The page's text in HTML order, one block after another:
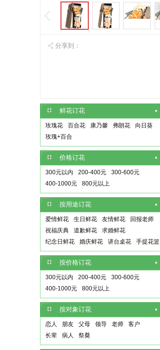
分享到：
鲜花订花
玫瑰花 百合花 康乃馨 弗朗花
向日葵
玫瑰+百合
价格订花
300元以内 200-400元
300-600元
400-1000元
800元以上
按用途订花
爱情鲜花 生日鲜花 友情鲜花
回报老师
祝福庆典
道歉鲜花
求婚鲜花
纪念日鲜花
婚庆鲜花 讲台桌花 手提花篮
按价格订花
300元以内 200-400元
300-600元
400-1000元
800元以上
按对象订花
恋人 朋友 父母 领导 老师
客户
长辈
病人 祭奠